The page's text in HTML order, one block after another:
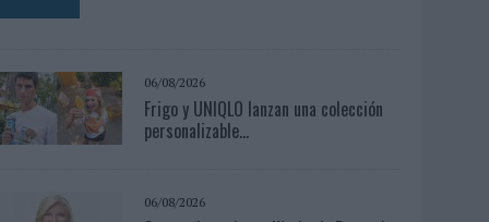
06/08/2026
Frigo y UNIQLO lanzan una colección
personalizable...
06/08/2026